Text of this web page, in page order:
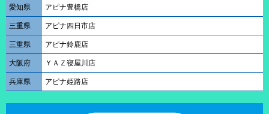
愛知県 アピナ豊橋店
三重県 アピナ四日市店
三重県 アピナ鈴鹿店
大阪府 ＹＡＺ寝屋川店
兵庫県 アピナ姫路店